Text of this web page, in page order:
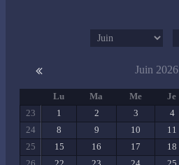
Juin 2026
Lu Ma Me Je
23
1 2 3 4
24
8 9 10 11
25
15 16 17 18